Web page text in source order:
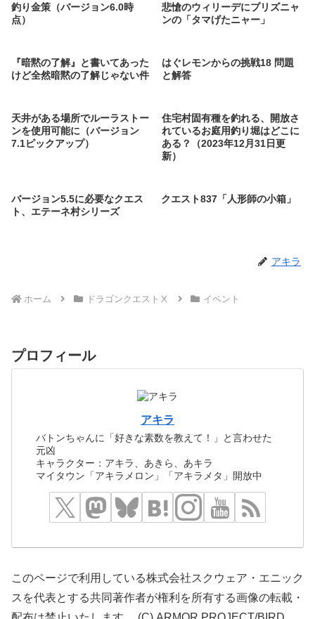
釣り金策（バージョン6.0時
点）
悲愴のウィリーデにプリズニャ
ンの「タマげたニャー」
『暗黙の了解』と書いてあった
けど全然暗黙の了解じゃない件
はぐレモンからの挑戦18 問題
と解答
天井がある場所でルーラストー
ンを使用可能に（バージョン
7.1ピックアップ）
住宅村固有種を釣れる、開放さ
れているお庭用釣り堀はどこに
ある？（2023年12月31日更
新）
バージョン5.5に必要なクエス
ト、エテーネ村シリーズ
クエスト837「人形師の小箱」
アキラ
ホーム ドラゴンクエストⅩ イベント
プロフィール
アキラ
バトンちゃんに「好きな素数を教えて！」と言わせた
元凶
キャラクター：アキラ、あきら、あキラ
マイタウン「アキラメロン」「アキラメタ」開放中
このページで利用している株式会社スクウェア・エニック
スを代表とする共同著作者が権利を所有する画像の転載・